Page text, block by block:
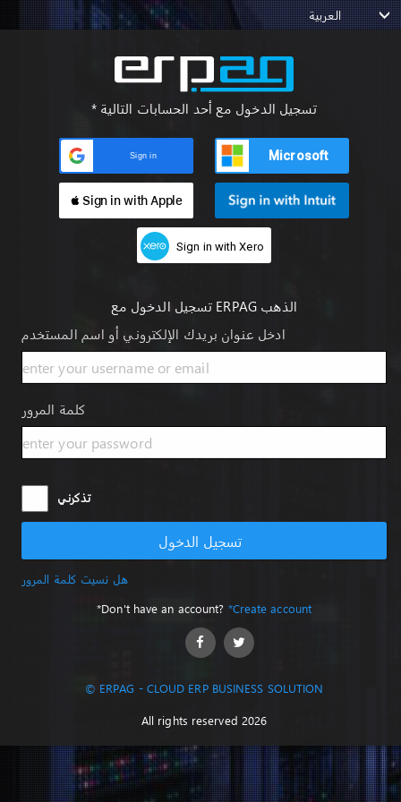
العربية
* تسجيل الدخول مع أحد الحسابات التالية
Sign in Microsoft
 Sign in with Apple
Sign in with Xero
تسجيل الدخول مع ERPAG الذهب
ادخل عنوان بريدك الإلكتروني أو اسم المستخدم
كلمة المرور
تذكرني
تسجيل الدخول
هل نسيت كلمة المرور
*Don't have an account? *Create account
© ERPAG - CLOUD ERP BUSINESS SOLUTION
All rights reserved 2026